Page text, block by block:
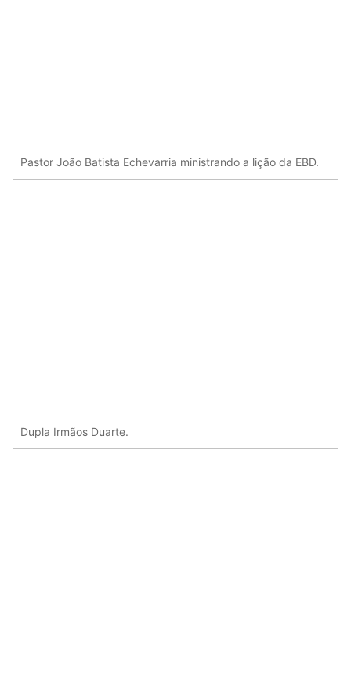
Pastor João Batista Echevarria ministrando a lição da EBD.
Dupla Irmãos Duarte.